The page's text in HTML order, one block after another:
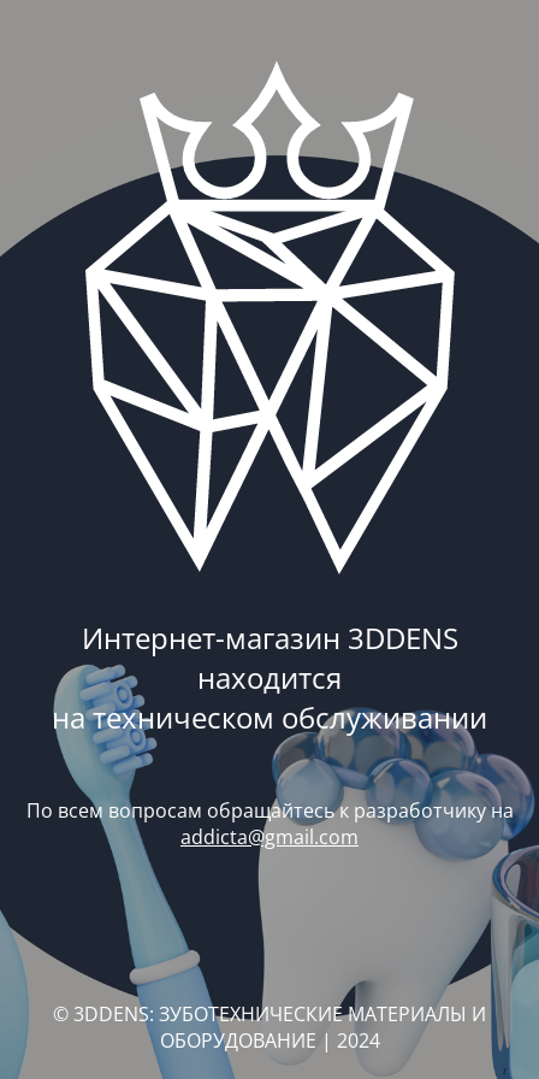
Интернет-магазин 3DDENS
находится
на техническом обслуживании
По всем вопросам обращайтесь к разработчику на
addicta@gmail.com
© 3DDENS: ЗУБОТЕХНИЧЕСКИЕ МАТЕРИАЛЫ И
ОБОРУДОВАНИЕ | 2024